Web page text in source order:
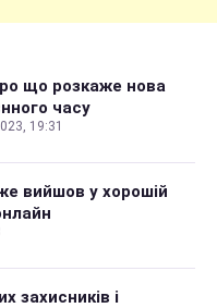
що розкаже нова
часу
19:31
вийшов у хорошій
захисників і